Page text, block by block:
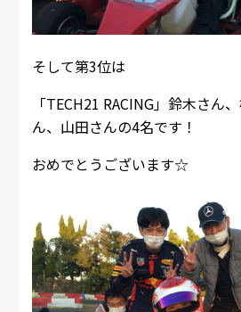
そして第3位は
「TECH21 RACING」鈴木さん
ん、山田さんの4名です！
おめでとうございます☆